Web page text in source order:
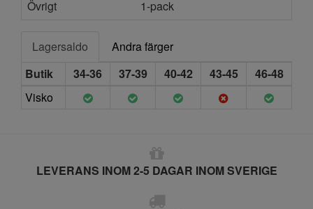
Övrigt
1-pack
Lagersaldo
Andra färger
Butik
34-36 37-39 40-42 43-45
46-48
Visko
LEVERANS INOM 2-5 DAGAR INOM SVERIGE